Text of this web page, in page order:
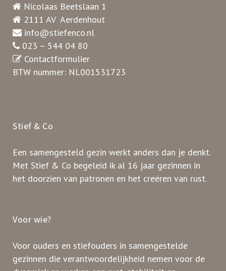
Nicolaas Beetslaan 1
2111 AV Aerdenhout
info@stiefenco.nl
023 – 544 04 80
Contactformulier
BTW nummer: NL001531723
Stief & Co
Een samengesteld gezin werkt anders dan je denkt.
Met Stief & Co begeleid ik al 16 jaar gezinnen in
het doorzien van patronen en het creëren van rust.
Voor wie?
Voor ouders en stiefouders in samengestelde
gezinnen die verantwoordelijkheid nemen voor de